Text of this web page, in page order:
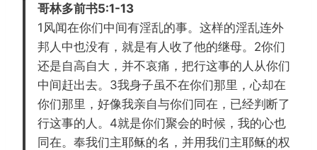
i
n
d
1
5
s
y
w
a
r
d
5
s
哥林多前书5:1-13
1风闻在你们中间有淫乱的事。这样的淫乱连外
邦人中也没有，就是有人收了他的继母。2你们
还是自高自大，并不哀痛，把行这事的人从你们
中间赶出去。3我身子虽不在你们那里，心却在
你们那里，好像我亲自与你们同在，已经判断了
行这事的人。4就是你们聚会的时候，我的心也
同在。奉我们主耶稣的名，并用我们主耶稣的权